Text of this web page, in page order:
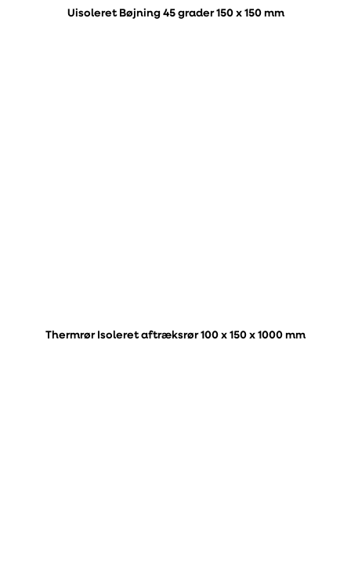
Uisoleret Bøjning 45 grader 150 x 150 mm
Thermrør Isoleret aftræksrør 100 x 150 x 1000 mm